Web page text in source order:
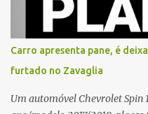
baixo calão e insultos. Ela
sozinha e que se sentiu
situação. Fonte: São Carlos
Carro apresenta pane, é
furtado no Zavaglia
Um automóvel Chevrolet Spin